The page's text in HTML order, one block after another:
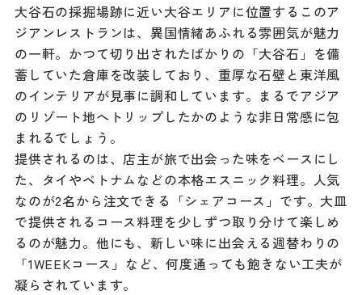
大谷石の採掘場跡に近い大谷エリアに位置するこのア
ジアンレストランは、異国情緒あふれる雰囲気が魅力
の一軒。かつて切り出されたばかりの「大谷石」を備
蓄していた倉庫を改装しており、重厚な石壁と東洋風
のインテリアが見事に調和しています。まるでアジア
のリゾート地へトリップしたかのような非日常感に包
まれるでしょう。
提供されるのは、店主が旅で出会った味をベースにし
た、タイやベトナムなどの本格エスニック料理。人気
なのが2名から注文できる「シェアコース」です。大皿
で提供されるコース料理を少しずつ取り分けて楽しめ
るのが魅力。他にも、新しい味に出会える週替わりの
「1WEEKコース」など、何度通っても飽きない工夫が
凝らされています。